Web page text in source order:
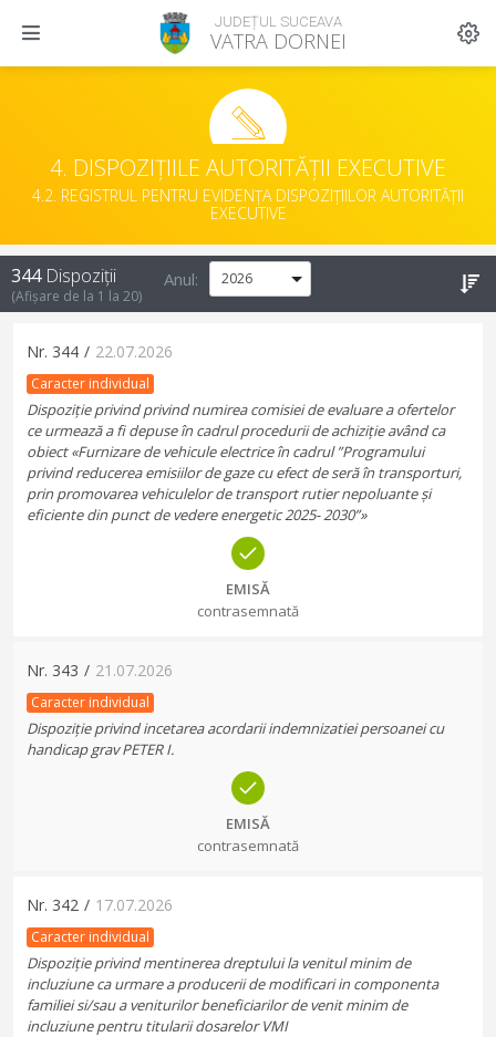
JUDEȚUL SUCEAVA
VATRA DORNEI
4. DISPOZIȚIILE AUTORITĂȚII EXECUTIVE
4.2. REGISTRUL PENTRU EVIDENȚA DISPOZIȚIILOR AUTORITĂȚII
EXECUTIVE
344 Dispoziții
(Afișare de la 1 la 20)
Anul:
Nr. 344 / 22.07.2026
Caracter individual
Dispoziție privind privind numirea comisiei de evaluare a ofertelor
ce urmează a fi depuse în cadrul procedurii de achiziție având ca
obiect «Furnizare de vehicule electrice în cadrul ”Programului
privind reducerea emisiilor de gaze cu efect de seră în transporturi,
prin promovarea vehiculelor de transport rutier nepoluante și
eficiente din punct de vedere energetic 2025- 2030”»
EMISĂ
contrasemnată
Nr. 343 / 21.07.2026
Caracter individual
Dispoziție privind incetarea acordarii indemnizatiei persoanei cu
handicap grav PETER I.
EMISĂ
contrasemnată
Nr. 342 / 17.07.2026
Caracter individual
Dispoziție privind mentinerea dreptului la venitul minim de
incluziune ca urmare a producerii de modificari in componenta
familiei si/sau a veniturilor beneficiarilor de venit minim de
incluziune pentru titularii dosarelor VMI